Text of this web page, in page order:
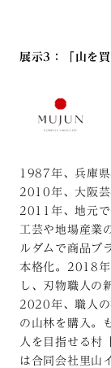
展示3：「山を
1987年、兵庫
2010年、大阪芸
2011年、地元で
工芸や地場産業
ルダムで商品ブ
本格化。2018
し、刃物職人の
2020年、職人の
の山林を購入。
人を目指せる
は合同会社里山